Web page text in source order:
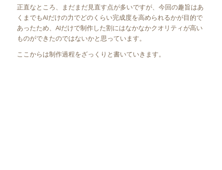
正直なところ、まだまだ見直す点が多いですが、今回の趣旨はあ
くまでもAIだけの力でどのくらい完成度を高められるかが目的で
あったため、AIだけで制作した割にはなかなかクオリティが高い
ものができたのではないかと思っています。
ここからは制作過程をざっくりと書いていきます。